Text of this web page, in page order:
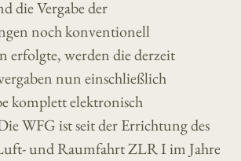
die Vergabe der
noch konventionell
erfolgte, werden die derzeit
nun einschließlich
komplett elektronisch
WFG ist seit der Errichtung des
und Raumfahrt ZLR I im Jahre